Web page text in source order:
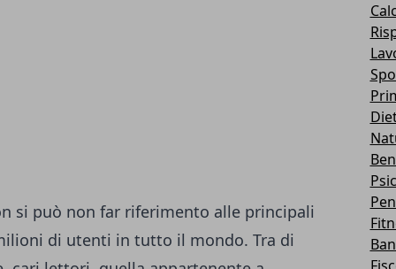
si può non far riferimento alle principali
di utenti in tutto il mondo. Tra di